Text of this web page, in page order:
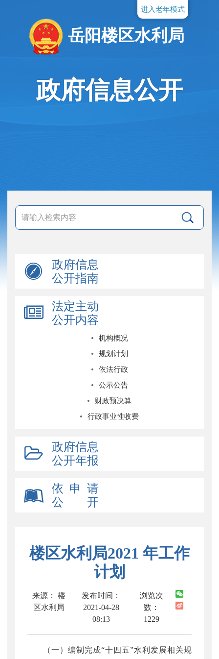
进入老年模式
岳阳楼区水利局
政府信息公开
政府信息
公开指南
法定主动
公开内容
机构概况
规划计划
依法行政
公示公告
财政预决算
行政事业性收费
政府信息
公开年报
依 申 请
公 开
楼区水利局2021 年工作
计划
来源： 楼
区水利局
发布时间：
2021-04-28
08:13
浏览次
数：
1229
（一）编制完成“十四五”水利发展相关规